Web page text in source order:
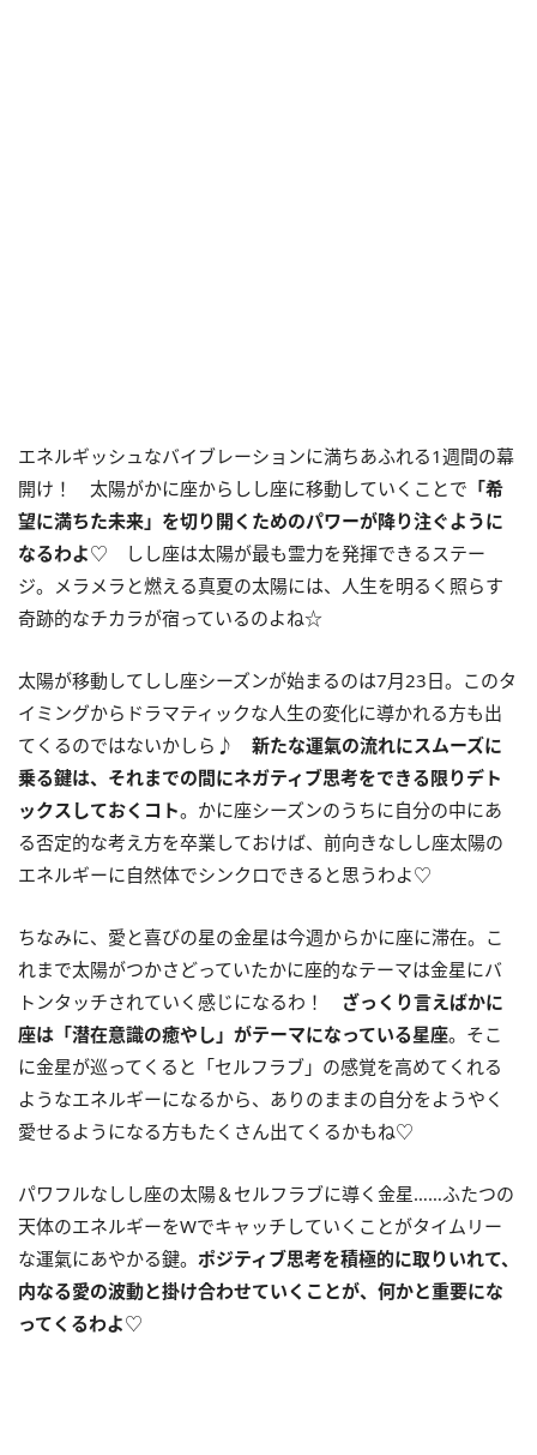
エネルギッシュなバイブレーションに満ちあふれる1週間の幕
開け！ 太陽がかに座からしし座に移動していくことで 「希
望に満ちた未来」を切り開くためのパワーが降り注ぐように
なるわよ♡ しし座は太陽が最も霊力を発揮できるステー
ジ。メラメラと燃える真夏の太陽には、人生を明るく照らす
奇跡的なチカラが宿っているのよね☆
太陽が移動してしし座シーズンが始まるのは7月23日。このタ
イミングからドラマティックな人生の変化に導かれる方も出
てくるのではないかしら♪ 新たな運氣の流れにスムーズに
乗る鍵は、それまでの間にネガティブ思考をできる限りデト
ックスしておくコト。かに座シーズンのうちに自分の中にあ
る否定的な考え方を卒業しておけば、前向きなしし座太陽の
エネルギーに自然体でシンクロできると思うわよ♡
ちなみに、愛と喜びの星の金星は今週からかに座に滞在。こ
れまで太陽がつかさどっていたかに座的なテーマは金星にバ
トンタッチされていく感じになるわ！ ざっくり言えばかに
座は「潜在意識の癒やし」がテーマになっている星座。そこ
に金星が巡ってくると「セルフラブ」の感覚を高めてくれる
ようなエネルギーになるから、ありのままの自分をようやく
愛せるようになる方もたくさん出てくるかもね♡
パワフルなしし座の太陽＆セルフラブに導く金星……ふたつの
天体のエネルギーをWでキャッチしていくことがタイムリー
な運氣にあやかる鍵。 ポジティブ思考を積極的に取りいれて、
内なる愛の波動と掛け合わせていくことが、何かと重要にな
ってくるわよ♡